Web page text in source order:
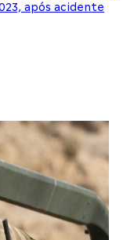
após acidente